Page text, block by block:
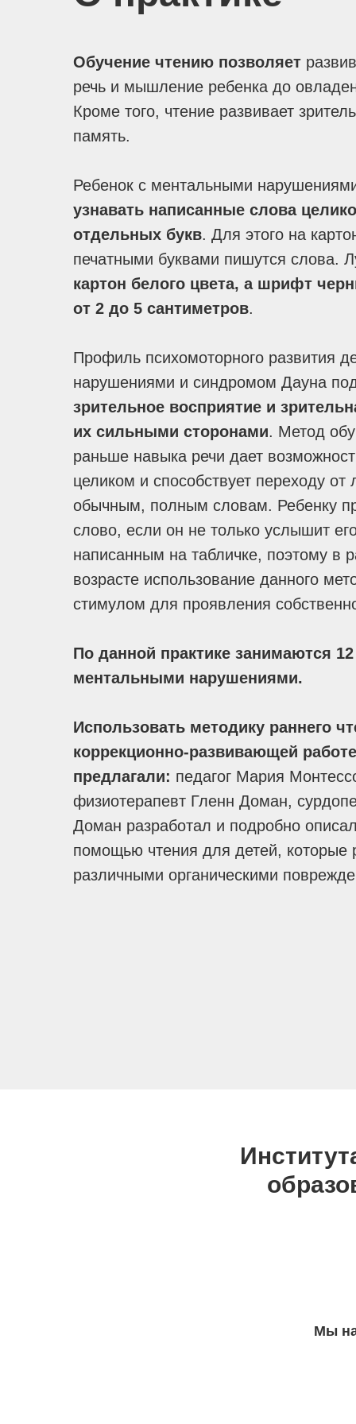
Обучение чтению позволяет
речь и мышление ребенка до
Кроме того, чтение развивает
память.
Ребенок с ментальными
узнавать написанные слова
отдельных букв. Для этого на
печатными буквами пишутся слова.
картон белого цвета, а шрифт
от 2 до 5 сантиметров.
Профиль психомоторного развития
нарушениями и синдромом Дауна
зрительное восприятие и
их сильными сторонами. Метод
раньше навыка речи дает
целиком и способствует переходу от
обычным, полным словам. Ребенку
слово, если он не только услышит
написанным на табличке, поэтому в
возрасте использование данного
стимулом для проявления
По данной практике занимаются
ментальными нарушениями.
Использовать методику раннего
коррекционно-развивающей
предлагали: педагог Мария
физиотерапевт Гленн Доман,
Доман разработал и подробно
помощью чтения для детей, которые
различными органическими
Мы